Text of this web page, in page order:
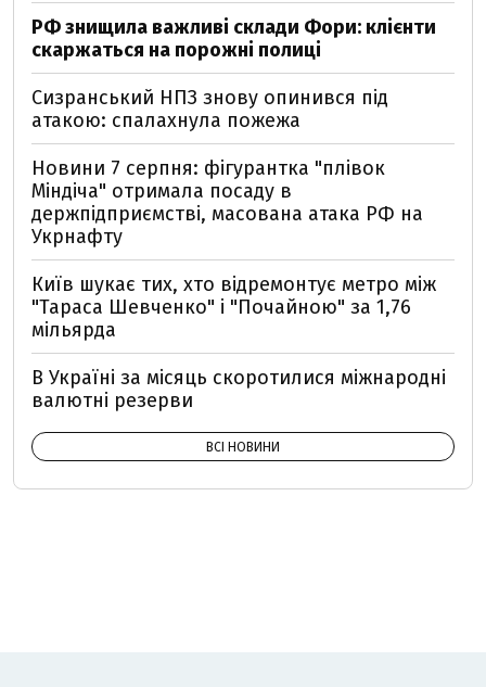
РФ знищила важливі склади Фори: клієнти
скаржаться на порожні полиці
Сизранський НПЗ знову опинився під
атакою: спалахнула пожежа
Новини 7 серпня: фігурантка "плівок
Міндіча" отримала посаду в
держпідприємстві, масована атака РФ на
Укрнафту
Київ шукає тих, хто відремонтує метро між
"Тараса Шевченко" і "Почайною" за 1,76
мільярда
В Україні за місяць скоротилися міжнародні
валютні резерви
ВСІ НОВИНИ